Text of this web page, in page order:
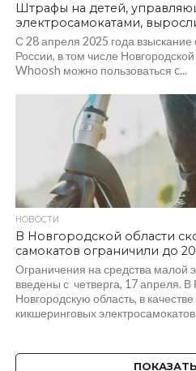
Штрафы на детей,
электросамокатами,
С 28 апреля 2025 года взыскание
России, в том числе
Whoosh можно пользоваться c...
НОВОСТИ
В Новгородской области
самокатов ограничили до
Ограничения на средства малой
введены с четверга, 17 апреля. В
Новгородскую область, в
кикшеринговых